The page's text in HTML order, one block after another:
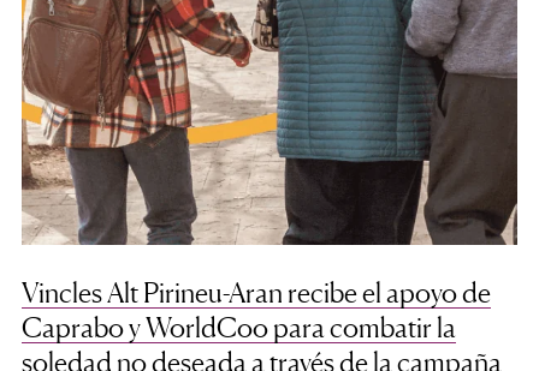
Vincles Alt Pirineu-Aran recibe el apoyo de
Caprabo y WorldCoo para combatir la
soledad no deseada a través de la campaña